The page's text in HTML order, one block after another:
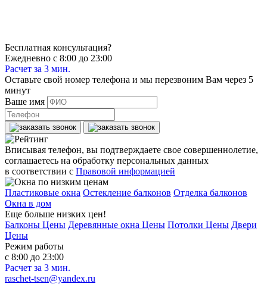
Бесплатная консультация?
Ежедневно с 8:00 до 23:00
Расчет за 3 мин.
Оставьте свой номер телефона и мы перезвоним Вам через 5
минут
Ваше имя
Вписывая телефон, вы подтверждаете свое совершеннолетие,
соглашаетесь на обработку персональных данных
в соответствии с Правовой информацией
Пластиковые окна Остекление балконов Отделка балконов
Окна в дом
Еще больше низких цен!
Балконы Цены Деревянные окна Цены Потолки Цены Двери
Цены
Режим работы
с 8:00 до 23:00
Расчет за 3 мин.
raschet-tsen@yandex.ru